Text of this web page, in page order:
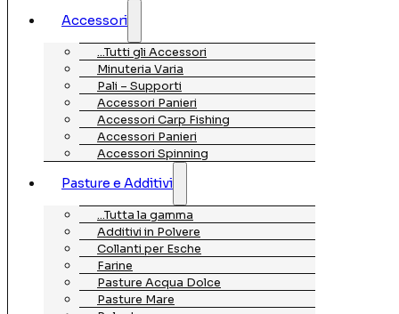
Accessori
…Tutti gli Accessori
Minuteria Varia
Pali – Supporti
Accessori Panieri
Accessori Carp Fishing
Accessori Panieri
Accessori Spinning
Pasture e Additivi
…Tutta la gamma
Additivi in Polvere
Collanti per Esche
Farine
Pasture Acqua Dolce
Pasture Mare